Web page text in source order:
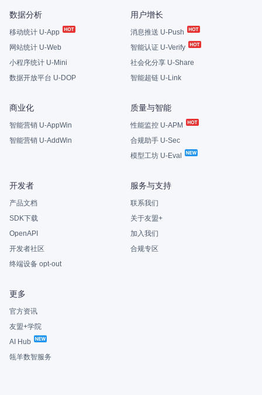
数据分析
移动统计 U-App
网站统计 U-Web
小程序统计 U-Mini
数据开放平台 U-DOP
用户增长
消息推送 U-Push
智能认证 U-Verify
社会化分享 U-Share
智能超链 U-Link
商业化
智能营销 U-AppWin
智能营销 U-AddWin
质量与智能
性能监控 U-APM
合规助手 U-Sec
模型工坊 U-Eval
开发者
产品文档
SDK下载
OpenAPI
开发者社区
终端设备 opt-out
服务与支持
联系我们
关于友盟+
加入我们
合规专区
更多
官方资讯
友盟+学院
AI Hub
瓴羊数智服务